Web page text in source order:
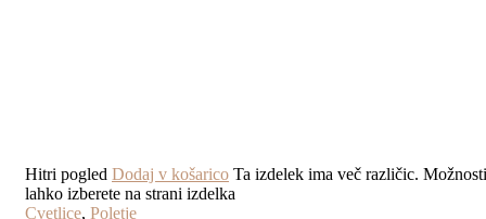
Hitri pogled Dodaj v košarico Ta izdelek ima več različic. Možnosti
lahko izberete na strani izdelka
Cvetlice, Poletje